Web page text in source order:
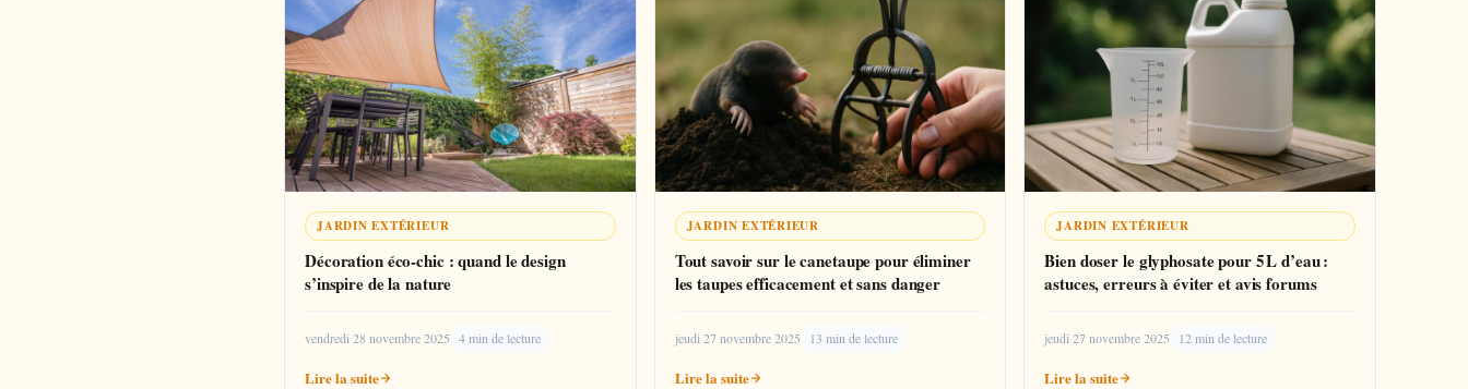
JARDIN EXTÉRIEUR
Décoration éco-chic : quand le design
s’inspire de la nature
vendredi 28 novembre 2025 4 min de lecture
Lire la suite
JARDIN EXTÉRIEUR
Tout savoir sur le canetaupe pour éliminer
les taupes efficacement et sans danger
jeudi 27 novembre 2025 13 min de lecture
Lire la suite
JARDIN EXTÉRIEUR
Bien doser le glyphosate pour 5 L d’eau :
astuces, erreurs à éviter et avis forums
jeudi 27 novembre 2025 12 min de lecture
Lire la suite